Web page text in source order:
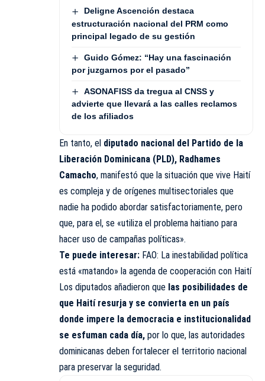
Deligne Ascención destaca
estructuración nacional del PRM como
principal legado de su gestión
Guido Gómez: “Hay una fascinación
por juzgarnos por el pasado”
ASONAFISS da tregua al CNSS y
advierte que llevará a las calles reclamos
de los afiliados
En tanto, el diputado nacional del Partido de la
Liberación Dominicana (PLD), Radhames
Camacho, manifestó que la situación que vive Haití
es compleja y de orígenes multisectoriales que
nadie ha podido abordar satisfactoriamente, pero
que, para el, se «utiliza el problema haitiano para
hacer uso de campañas políticas».
Te puede interesar: FAO: La inestabilidad política
está «matando» la agenda de cooperación con Haití
Los diputados añadieron que las posibilidades de
que Haití resurja y se convierta en un país
donde impere la democracia e institucionalidad
se esfuman cada día, por lo que, las autoridades
dominicanas deben fortalecer el territorio nacional
para preservar la seguridad.